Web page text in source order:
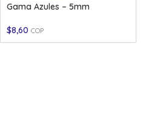
Gama Azules – 5mm
$8,60 COP